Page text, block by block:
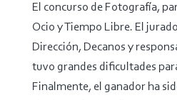
El concurso de Fotografía,
Ocio y Tiempo Libre. El
Dirección, Decanos y
tuvo grandes dificultades
Finalmente, el ganador ha